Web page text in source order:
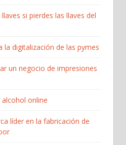
si pierdes las llaves del
la digitalización de las pymes
un negocio de impresiones
online
líder en la fabricación de